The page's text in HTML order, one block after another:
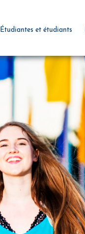
Étudiantes et étudiants